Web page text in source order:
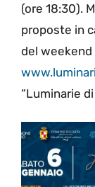
(ore 18:30).
proposte in
del
“Luminarie